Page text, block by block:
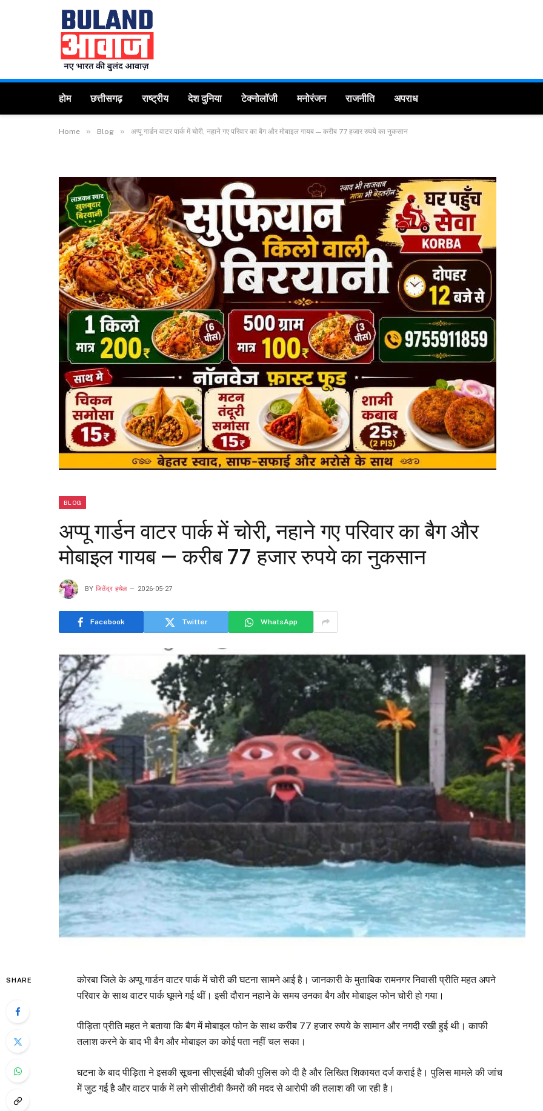
होम छत्तीसगढ़ राष्ट्रीय देश दुनिया टेक्नोलॉजी मनोरंजन राजनीति अपराध
Home » Blog » अप्पू गार्डन वाटर पार्क में चोरी, नहाने गए परिवार का बैग और मोबाइल गायब — करीब 77 हजार रुपये का नुकसान
BLOG
अप्पू गार्डन वाटर पार्क में चोरी, नहाने गए परिवार का बैग और
मोबाइल गायब — करीब 77 हजार रुपये का नुकसान
BY जितेंद्र हथेल 2026-05-27
Facebook Twitter WhatsApp
SHARE
कोरबा जिले के अप्पू गार्डन वाटर पार्क में चोरी की घटना सामने आई है। जानकारी के मुताबिक रामनगर निवासी प्रीति महत अपने
परिवार के साथ वाटर पार्क घूमने गई थीं। इसी दौरान नहाने के समय उनका बैग और मोबाइल फोन चोरी हो गया।
पीड़िता प्रीति महत ने बताया कि बैग में मोबाइल फोन के साथ करीब 77 हजार रुपये के सामान और नगदी रखी हुई थी। काफी
तलाश करने के बाद भी बैग और मोबाइल का कोई पता नहीं चल सका।
घटना के बाद पीड़िता ने इसकी सूचना सीएसईबी चौकी पुलिस को दी है और लिखित शिकायत दर्ज कराई है। पुलिस मामले की जांच
में जुट गई है और वाटर पार्क में लगे सीसीटीवी कैमरों की मदद से आरोपी की तलाश की जा रही है।